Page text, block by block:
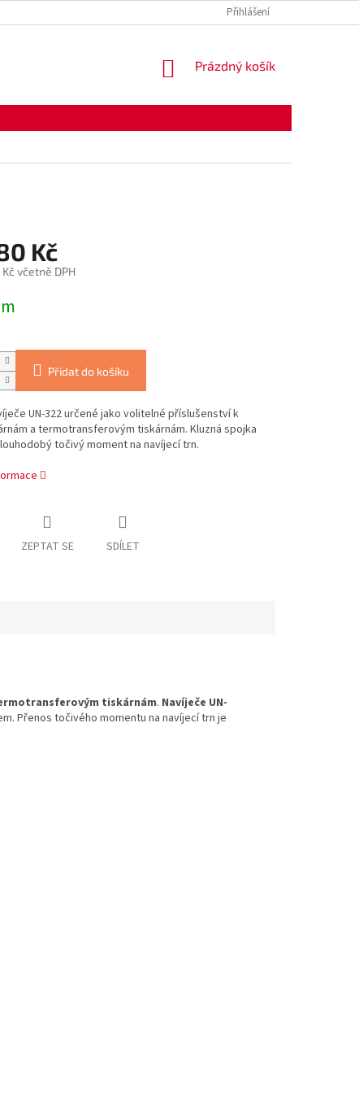
Přihlášení
NÁKUPNÍ
Prázdný košík
Kč
včetně DPH
Přidat do košíku
UN-322 určené jako volitelné příslušenství k
a termotransferovým tiskárnám. Kluzná spojka
točivý moment na navíjecí trn.
ZEPTAT SE SDÍLET
tiskárnám. Navíječe UN-
Přenos točivého momentu na navíjecí trn je